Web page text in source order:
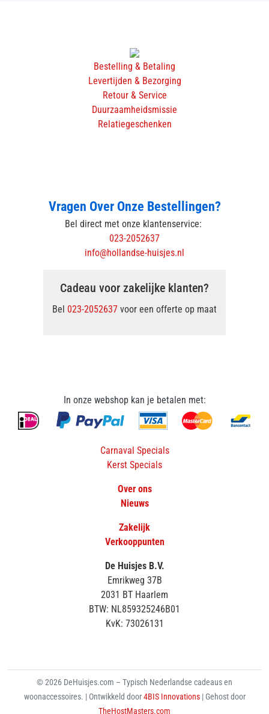
Bestelling & Betaling
Levertijden & Bezorging
Retour & Service
Duurzaamheidsmissie
Relatiegeschenken
Vragen Over Onze Bestellingen?
Bel direct met onze klantenservice:
023-2052637
info@hollandse-huisjes.nl
Cadeau voor zakelijke klanten?
Bel 023-2052637 voor een offerte op maat
In onze webshop kan je betalen met:
Carnaval Specials
Kerst Specials
Over ons
Nieuws
Zakelijk
Verkooppunten
De Huisjes B.V.
Emrikweg 37B
2031 BT Haarlem
BTW: NL859325246B01
KvK: 73026131
© 2026 DeHuisjes.com – Typisch Nederlandse cadeaus en
woonaccessoires. | Ontwikkeld door4BIS Innovations | Gehost door
TheHostMasters.com